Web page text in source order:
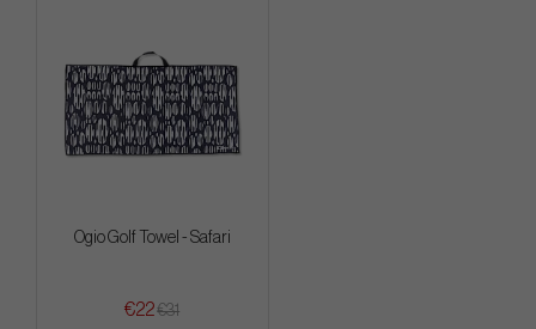
Ogio Golf Towel - Safari
€22€31